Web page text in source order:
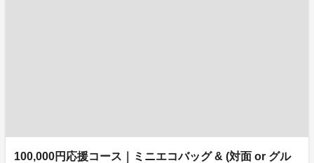
100,000円応援コース｜ミニエコバッグ & (対面 or グル